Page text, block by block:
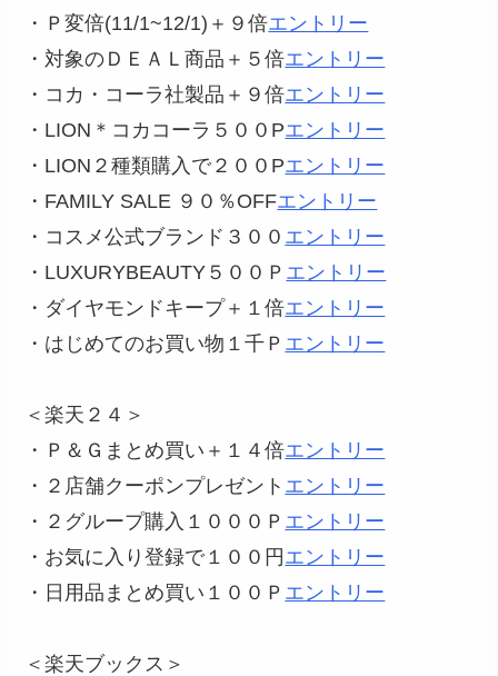
・Ｐ変倍(11/1~12/1)＋９倍エントリー
・対象のＤＥＡＬ商品＋５倍エントリー
・コカ・コーラ社製品＋９倍エントリー
・LION＊コカコーラ５００Pエントリー
・LION２種類購入で２００Pエントリー
・FAMILY SALE ９０％OFFエントリー
・コスメ公式ブランド３００ エントリー
・LUXURYBEAUTY５００Ｐ エントリー
・ダイヤモンドキープ＋１倍エントリー
・はじめてのお買い物１千Ｐ エントリー
＜楽天２４＞
・Ｐ＆Ｇまとめ買い＋１４倍エントリー
・２店舗クーポンプレゼント エントリー
・２グループ購入１０００Ｐ エントリー
・お気に入り登録で１００円エントリー
・日用品まとめ買い１００Ｐ エントリー
＜楽天ブックス＞